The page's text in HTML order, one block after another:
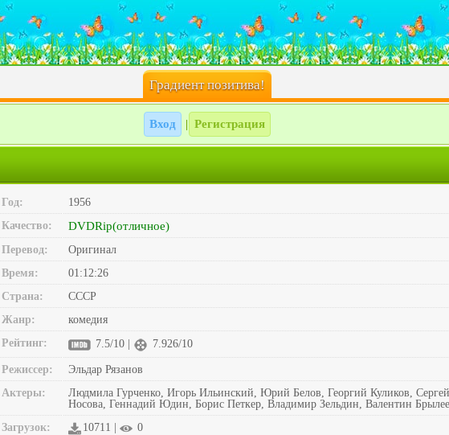
Градиент позитива!
Вход Регистрация
Год:
1956
Качество:
DVDRip(отличное)
Перевод:
Оригинал
Время:
01:12:26
Страна:
СССР
Жанр:
комедия
Рейтинг:
7.5/10 | 7.926/10
Режиссер:
Эльдар Рязанов
Актеры:
Людмила Гурченко, Игорь Ильинский, Юрий Белов, Георгий Куликов,
Носова, Геннадий Юдин, Борис Петкер, Владимир Зельдин, Валентин
Загрузок:
10711 | 0